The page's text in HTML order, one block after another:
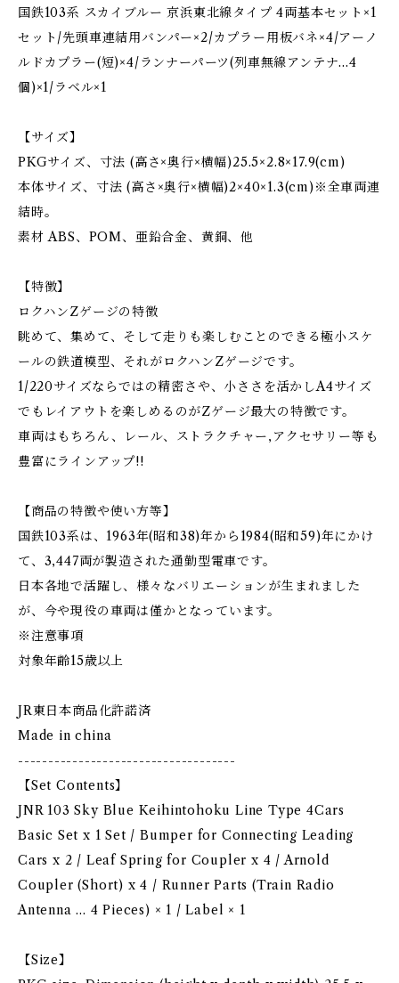
国鉄103系 スカイブルー 京浜東北線タイプ 4両基本セット×1
セット/先頭車連結用バンパー×2/カプラー用板バネ×4/アーノ
ルドカプラー(短)×4/ランナーパーツ(列車無線アンテナ…4
個)×1/ラベル×1
【サイズ】
PKGサイズ、寸法 (高さ×奥行×横幅)25.5×2.8×17.9(cm)
本体サイズ、寸法 (高さ×奥行×横幅)2×40×1.3(cm)※全車両連
結時。
素材 ABS、POM、亜鉛合金、黄銅、他
【特徴】
ロクハンZゲージの特徴
眺めて、集めて、そして走りも楽しむことのできる極小スケ
ールの鉄道模型、それがロクハンZゲージです。
1/220サイズならではの精密さや、小ささを活かしA4サイズ
でもレイアウトを楽しめるのがZゲージ最大の特徴です。
車両はもちろん、レール、ストラクチャー,アクセサリー等も
豊富にラインアップ!!
【商品の特徴や使い方等】
国鉄103系は、1963年(昭和38)年から1984(昭和59)年にかけ
て、3,447両が製造された通勤型電車です。
日本各地で活躍し、様々なバリエーションが生まれました
が、今や現役の車両は僅かとなっています。
※注意事項
対象年齢15歳以上
JR東日本商品化許諾済
Made in china
------------------------------------
【Set Contents】
JNR 103 Sky Blue Keihintohoku Line Type 4Cars
Basic Set x 1 Set / Bumper for Connecting Leading
Cars x 2 / Leaf Spring for Coupler x 4 / Arnold
Coupler (Short) x 4 / Runner Parts (Train Radio
Antenna ... 4 Pieces) × 1 / Label × 1
【Size】